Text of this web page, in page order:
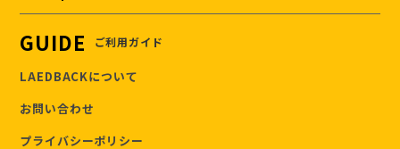
GUIDE ご利用ガイド
LAEDBACKについて
お問い合わせ
プライバシーポリシー